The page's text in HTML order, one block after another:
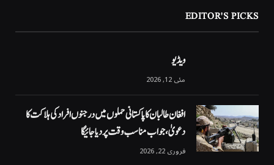
EDITOR'S PICKS
ویڈیو
مئی 12, 2026
افغان طالبان کا پاکستانی حملوں میں درجنوں افراد کی ہلاکت کا
دعویٰ، جواب مناسب وقت پر دیا جائیگا
فروری 22, 2026